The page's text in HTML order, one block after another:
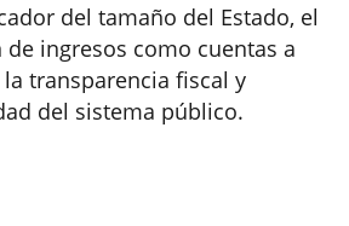
del tamaño del Estado, el
ingresos como cuentas a
transparencia fiscal y
del sistema público.